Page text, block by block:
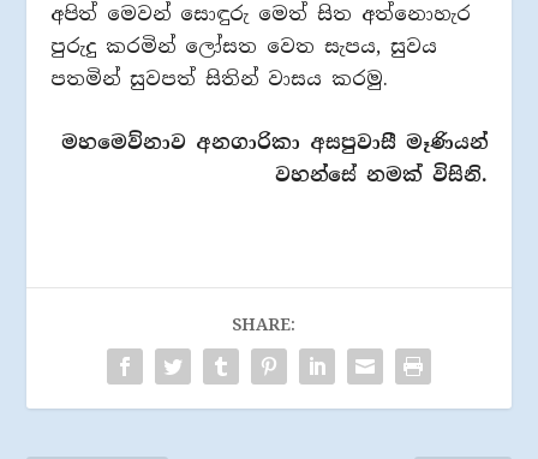
අපිත් මෙවන් සොඳුරු මෙත් සිත අත්නොහැර
පුරුදු කරමින් ලෝසත වෙත සැපය, සුවය
පතමින් සුවපත් සිතින් වාසය කරමු.
මහමෙව්නාව අනගාරිකා අසපුවාසී මෑණියන්
වහන්සේ නමක් විසිනි.
SHARE: